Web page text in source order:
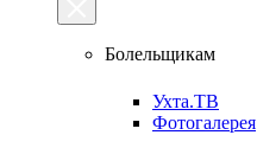
Болельщикам
Ухта.ТВ
Фотогалерея